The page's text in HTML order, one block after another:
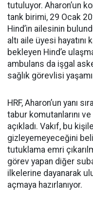
tutuluyor. Aharon’un
tank birimi, 29 Ocak
Hind’in ailesinin
altı aile üyesi hayatını
bekleyen Hind’e
ambulans da işgal
sağlık görevlisi
HRF, Aharon’un yanı
tabur komutanlarını
açıkladı. Vakıf, bu
gizleyemeyeceğini
tutuklama emri
görev yapan diğer
ilkelerine dayanarak
açmaya hazırlanıyor.